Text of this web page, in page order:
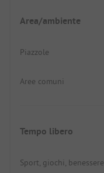
Area/ambiente
Piazzole
Aree comuni
Tempo libero
Sport, giochi, benessere